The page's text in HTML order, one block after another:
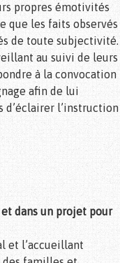
propres émotivités
que les faits observés
de toute subjectivité.
au suivi de leurs
à la convocation
afin de lui
d’éclairer l’instruction
dans un projet pour
et l’accueillant